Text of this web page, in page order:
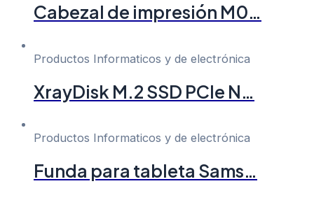
Cabezal de impresión M0…
Productos Informaticos y de electrónica
XrayDisk M.2 SSD PCIe N…
Productos Informaticos y de electrónica
Funda para tableta Sams…